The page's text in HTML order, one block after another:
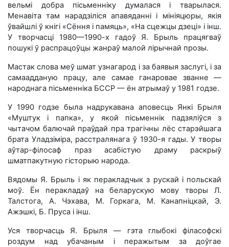
вельмі добра пісьменніку думалася і тварылася.
Менавіта там нарадзіліся апавяданні і мініяцюры, якія
ўвайшлі ў кнігі «Сёння і памяць», «На сцежцы дзеці» і інш.
У творчасці 1980—1990-х гадоў Я. Брыль працягваў
пошукі ў распрацоўцы жанраў малой лірычнай прозы.
Мастак слова меў шмат узнагарод і за баявыя заслугі, і за
самаадданую працу, але самае ганаровае званне —
народнага пісьменніка БССР — ён атрымаў у 1981 годзе.
У 1990 годзе была надрукавана аповесць Янкі Брыля
«Муштук і папка», у якой пісьменнік падзяліўся з
чытачом балючай праўдай пра трагічны лёс старэйшага
брата Уладзіміра, расстралянага ў 1930-я гады. У творы
аўтар-філосаф праз асабістую драму раскрыў
шматпакутную гісторыю народа.
Вядомы Я. Брыль і як перакладчык з рускай і польскай
моў. Ён перакладаў на беларускую мову творы Л.
Талстога, А. Чэхава, М. Горкага, М. Канапніцкай, Э.
Ажэшкі, Б. Пруса і інш.
Уся творчасць Я. Брыля — гэта глыбокі філасофскі
роздум над убачаным і перажытым за доўгае